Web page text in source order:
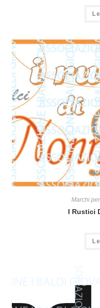
Marchi
I Rustici